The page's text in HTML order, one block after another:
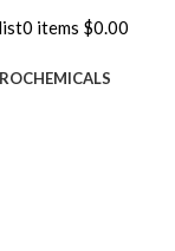
0 items $0.00